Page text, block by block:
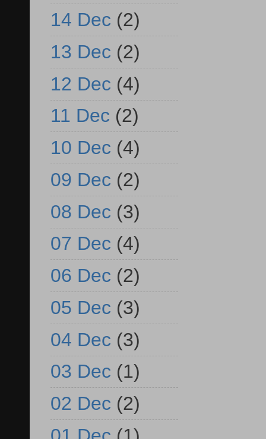
14 Dec (2)
13 Dec (2)
12 Dec (4)
11 Dec (2)
10 Dec (4)
09 Dec (2)
08 Dec (3)
07 Dec (4)
06 Dec (2)
05 Dec (3)
04 Dec (3)
03 Dec (1)
02 Dec (2)